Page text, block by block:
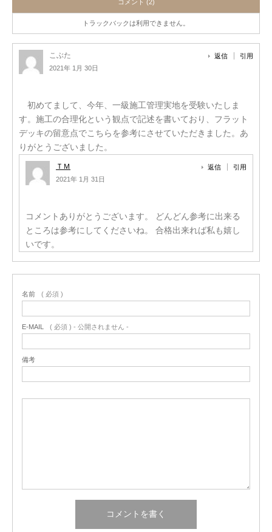
コメント (2)
トラックバックは利用できません。
こぶた
2021年 1月 30日
返信 引用
初めてまして、今年、一級施工管理実地を受験いたしま
す。施工の合理化という観点で記述を書いており、フラット
デッキの留意点でこちらを参考にさせていただきました。あ
りがとうございました。
ＴＭ
2021年 1月 31日
返信 引用
コメントありがとうございます。
どんどん参考に出来る
ところは参考にしてくださいね。
合格出来れば私も嬉し
いです。
名前 ( 必須 )
E-MAIL ( 必須 ) - 公開されません -
備考